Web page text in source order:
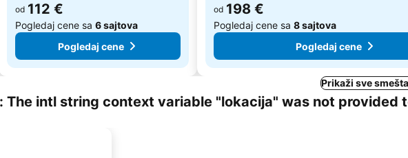
od 112 €
Pogledaj cene sa 6 sajtova
Pogledaj cene
od 198 €
Pogledaj cene sa 8 sajtova
Pogledaj cene
Prikaži sve
The intl string context variable "lokacija" was not provided